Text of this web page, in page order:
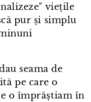
viețile
pur și simplu
seama de
pe care o
o împrăștiam în